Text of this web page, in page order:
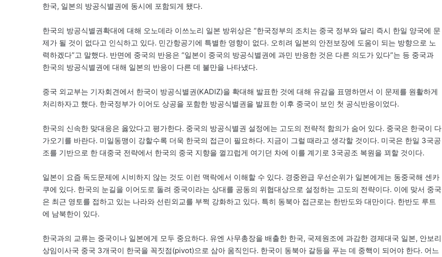
한국, 일본의 방공식별권에 동시에 포함되게 됐다.
한국의 방공식별권확대에 대해 오노데라 이쓰노리 일본 방위상은 “한국정부의 조치는 중국 정부와 달리 즉시 한일 양국에 문
제가 될 것이 없다고 인식하고 있다. 민간항공기에 특별한 영향이 없다. 오히려 일본의 안전보장에 도움이 되는 방향으로 노
력하겠다”고 말했다. 반면에 중국의 반응은 “일본이 중국의 방공식별권에 과민 반응한 것은 다른 의도가 있다”는 등 중국과
한국의 방공식별권에 대해 일본의 반응이 다른 데 불만을 나타냈다.
중국 외교부는 기자회견에서 한국이 방공식별권(KADIZ)을 확대해 발표한 것에 대해 유감을 표명하면서 이 문제를 원활하게
처리하자고 했다. 한국정부가 이어도 상공을 포함한 방공식별권을 발표한 이후 중국이 보인 첫 공식반응이었다.
한국의 신속한 맞대응은 옳았다고 평가한다. 중국의 방공식별권 설정에는 고도의 전략적 함의가 숨어 있다. 중국은 한국이 다
가오기를 바란다. 미일동맹이 강할수록 더욱 한국의 접근이 필요하다. 지금이 그럴 때라고 생각할 것이다. 미국은 한일 3국공
조를 기반으로 한 대중국 전략에서 한국의 중국 지향을 껄끄럽게 여기던 차에 이를 계기로 3국공조 복원을 꾀할 것이다.
일본이 요즘 독도문제에 시비하지 않는 것도 이런 맥락에서 이해할 수 있다. 경중완급 우선순위가 일본에게는 동중국해 센카
쿠에 있다. 한국의 눈길을 이어도로 돌려 중국이라는 상대를 공동의 위협대상으로 설정하는 고도의 전략이다. 이에 맞서 중국
은 최근 영토를 접하고 있는 나라와 선린외교를 부쩍 강화하고 있다. 특히 동북아 접근로는 한반도와 대만이다. 한반도 루트
에 남북한이 있다.
한국과의 교류는 중국이나 일본에게 모두 중요하다. 유엔 사무총장을 배출한 한국, 국제원조에 과감한 경제대국 일본, 안보리
상임이사국 중국 3개국이 한국을 꼭짓점(pivot)으로 삼아 움직인다. 한국이 동북아 갈등을 푸는 데 중핵이 되어야 한다. 어느